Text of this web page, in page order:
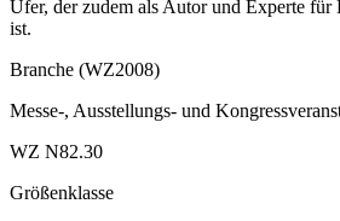
Ufer, der zudem als Autor und Experte
ist.
Branche (WZ2008)
Messe-, Ausstellungs- und
WZ N82.30
Größenklasse